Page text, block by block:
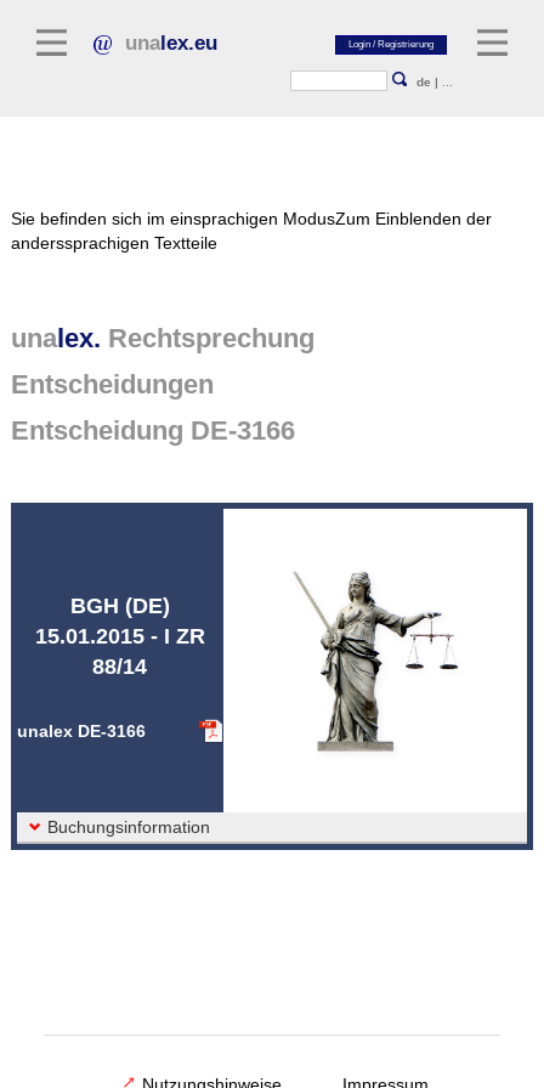
unalex.eu
de |
Normtexte
Rechtsprechung
Sie befinden sich im einsprachigen ModusZum Einblenden der
anderssprachigen Textteile
unalex. Rechtsprechung
Entscheidungen
Entscheidung DE-3166
BGH (DE)
15.01.2015 - I ZR
88/14
unalex DE-3166
Buchungsinformation
Nutzungshinweise Impressum